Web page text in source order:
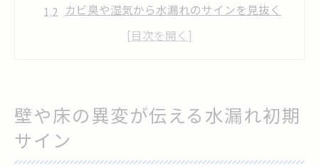
カビ臭や湿気から水漏れのサインを見抜く
配管まわりの異変と水漏れの可能性の関係
意外と見落とす水漏れの前兆への気づき方
壁や床の異変が伝える水漏れ初期
サイン